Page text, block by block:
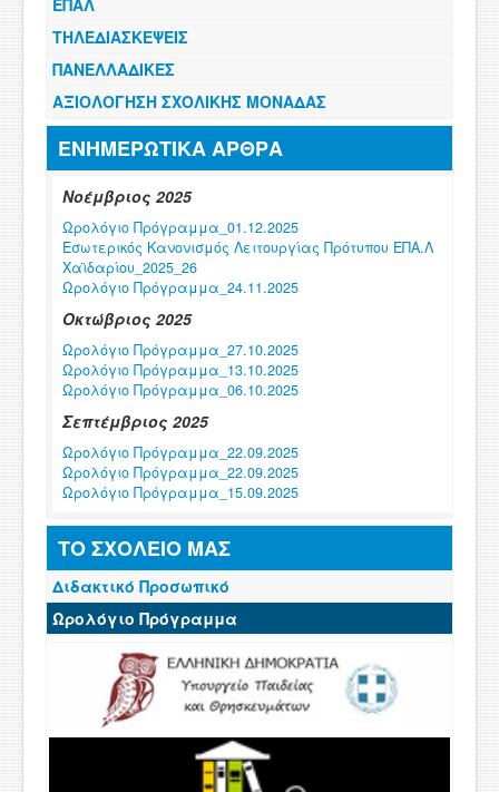
ΤΗΛΕΔΙΑΣΚΕΨΕΙΣ
ΠΑΝΕΛΛΑΔΙΚΕΣ
ΑΞΙΟΛΟΓΗΣΗ ΣΧΟΛΙΚΗΣ ΜΟΝΑΔΑΣ
ΕΝΗΜΕΡΩΤΙΚΑ ΑΡΘΡΑ
Νοέμβριος 2025
Ωρολόγιο Πρόγραμμα_01.12.2025
Εσωτερικός Κανονισμός Λειτουργίας Πρότυπου ΕΠΑ.Λ
Χαϊδαρίου_2025_26
Ωρολόγιο Πρόγραμμα_24.11.2025
Οκτώβριος 2025
Ωρολόγιο Πρόγραμμα_27.10.2025
Ωρολόγιο Πρόγραμμα_13.10.2025
Ωρολόγιο Πρόγραμμα_06.10.2025
Σεπτέμβριος 2025
Ωρολόγιο Πρόγραμμα_22.09.2025
Ωρολόγιο Πρόγραμμα_22.09.2025
Ωρολόγιο Πρόγραμμα_15.09.2025
Φεβρουάριος 2025
Ωρολόγιο Πρόγραμμα_03.02.2025
ΤΟ ΣΧΟΛΕΙΟ ΜΑΣ
Διδακτικό Προσωπικό
Ωρολόγιο Πρόγραμμα